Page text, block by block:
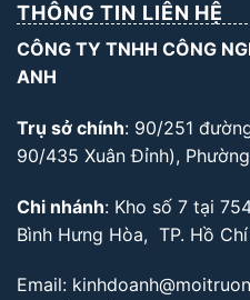
THÔNG TIN LIÊN HỆ
CÔNG TY TNHH CÔNG
ANH
Trụ sở chính: 90/251
90/435 Xuân Đỉnh),
Chi nhánh: Kho số 7 tại
Bình Hưng Hòa, TP. Hồ
Email: